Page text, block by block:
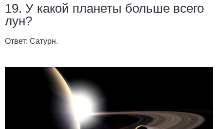
19. У какой планеты больше всего
лун?
Ответ: Сатурн.